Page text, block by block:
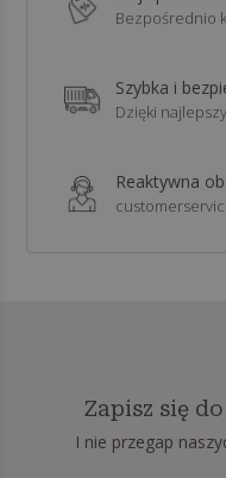
Bezpośrednio
Szybka i
Dzięki
Reaktywna
Zapisz się
I nie przegap